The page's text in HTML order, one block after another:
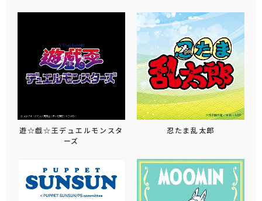
遊☆戯☆王デュエルモンスタ
ーズ
忍たま乱太郎